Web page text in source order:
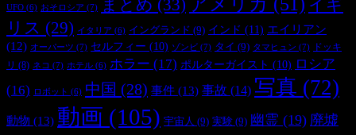
UFO (6) おそロシア (7) まとめ (33)
イギ
リス (29) イタリア (6) イングランド (9) インド (11) エイリアン
(12) オーパーツ (7) セルフィー (10) ゾンビ (7) タイ (9) タマヒュン (7)
ドッキ
リ (8) ネコ (7) ホテル (6) ホラー (17) ポルターガイスト (10) ロシア
(16)
ロボット (6) 中国 (28) 事件 (13) 事故 (14) 写真 (72)
動物 (13) 動画 (105) 宇宙人 (9) 実験 (9) 幽霊 (19) 廃墟